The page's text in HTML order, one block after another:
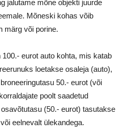
jalutame mõne objekti juurde
Mõneski kohas võib
märg või porine.
eurot auto kohta, mis katab
loetakse osaleja (auto),
50.- eurot (või
poolt saadetud
(50.- eurot) tasutakse
eelnevalt ülekandega.